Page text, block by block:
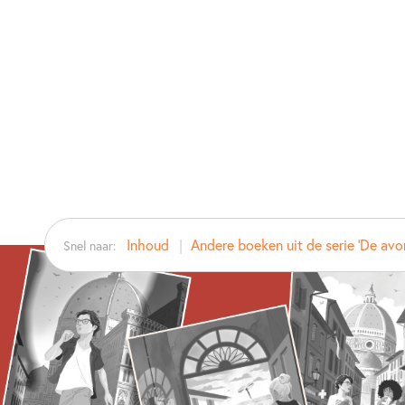
Snel naar: Inhoud Andere boeken uit de serie 'De